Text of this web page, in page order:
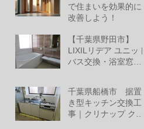
で住まいを効果的に
改善しよう！
6月10日
【千葉県野田市】
LIXILリデア ユニット
バス交換・浴室窓改
千葉県船橋市 据置
き型キッチン交換工
事｜クリナップ クリ